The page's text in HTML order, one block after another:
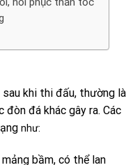
khi thi đấu, thường là
đá khác gây ra. Các
như:
bầm, có thể lan